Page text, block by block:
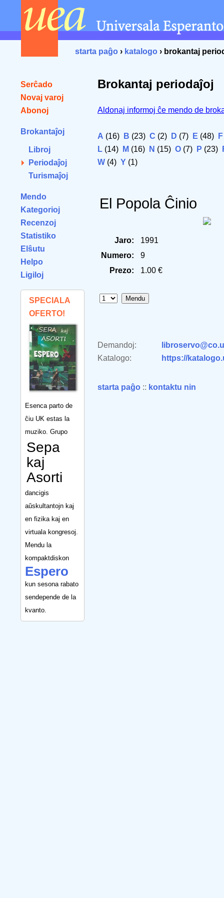
starta paĝo › katalogo › brokantaj
Serĉado
Novaj varoj
Abonoj
Brokantaĵoj
Libroj
Periodaĵoj
Turismaĵoj
Mendo
Kategorioj
Recenzoj
Statistiko
Elŝutu
Helpo
Ligiloj
SPECIALA
OFERTO!
Esenca parto de
ĉiu UK estas la
muziko. Grupo
Sepa
kaj
Asorti
dancigis
aŭskultantojn kaj
en fizika kaj en
virtuala kongresoj.
Mendu la
kompaktdiskon
Espero
kun sesona rabato
sendepende de la
kvanto.
Brokantaj periodaĵoj
Aldonaj informoj ĉe mendo de
A (16) B (23) C (2) D (7) E (48) F
L (14) M (16) N (15) O (7) P (23)
W (4) Y (1)
El Popola Ĉinio
Jaro:
1991
Numero:
9
Prezo:
1.00 €
Demandoj:
Katalogo:
https://
starta paĝo :: kontaktu nin